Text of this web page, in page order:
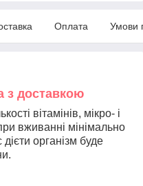
Оплата Умови
з доставкою
вітамінів, мікро- і
вживанні мінімально
дієти організм буде